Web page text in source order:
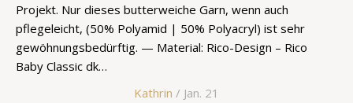
Projekt. Nur dieses butterweiche Garn, wenn auch
pflegeleicht, (50% Polyamid | 50% Polyacryl) ist sehr
gewöhnungsbedürftig. — Material: Rico-Design – Rico
Baby Classic dk…
Kathrin / Jan. 21